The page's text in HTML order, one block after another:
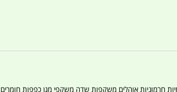
חרמוניות אוהלים משקפות שדה משקפי מגן כפפות